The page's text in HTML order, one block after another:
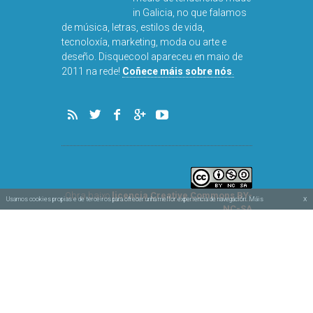
in Galicia, no que falamos
de música, letras, estilos de vida,
tecnoloxía, marketing, moda ou arte e
deseño. Disquecool apareceu en maio de
2011 na rede! Coñece máis sobre nós
Obra baixo licencia Creative Commons BY-
NC-SA
Usamos cookies propias e de terceiros para ofrecer unha mellor experiencia de navegación. Máis x